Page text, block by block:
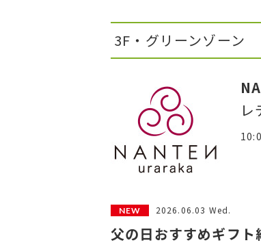
3F・グリーンゾーン
レ
2026.06.03 Wed.
父の日おすすめギフト